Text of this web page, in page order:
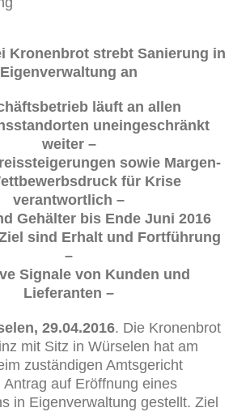
Kronenbrot strebt Sanierung in
Eigenverwaltung an
läuft an allen
uneingeschränkt
weiter –
sowie Margen-
für Krise
verantwortlich –
Gehälter bis Ende Juni 2016
sind Erhalt und Fortführung
–
Signale von Kunden und
Lieferanten –
29.04.2016. Die Kronenbrot
mit Sitz in Würselen hat am
zuständigen Amtsgericht
auf Eröffnung eines
in Eigenverwaltung gestellt. Ziel